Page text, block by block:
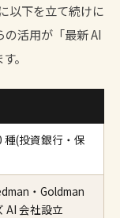
以下を立て続けに
活用が「最新 AI
。
種(投資銀行・保
・Goldman
AI 会社設立